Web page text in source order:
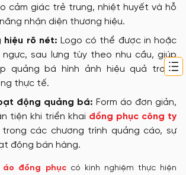
cảm giác trẻ trung, nhiệt huyết và hỗ
nhận diện thương hiệu.
hiệu rõ nét: Logo có thể được in hoặc
sau lưng tùy theo nhu cầu, giúp
quảng bá hình ảnh hiệu quả trong
thực tế.
động quảng bá: Form áo đơn giản,
tiện khi triển khai đồng phục công ty
trong các chương trình quảng cáo, sự
động bán hàng.
áo đồng phụccó kinh nghiệm thực hiện